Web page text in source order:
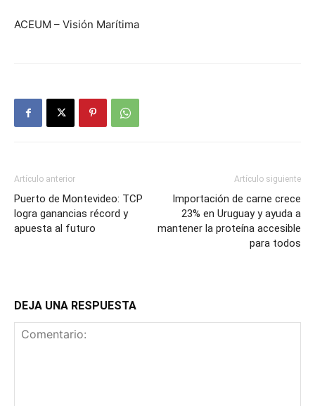
ACEUM – Visión Marítima
Artículo anterior
Puerto de Montevideo: TCP
logra ganancias récord y
apuesta al futuro
Artículo siguiente
Importación de carne crece
23% en Uruguay y ayuda a
mantener la proteína accesible
para todos
DEJA UNA RESPUESTA